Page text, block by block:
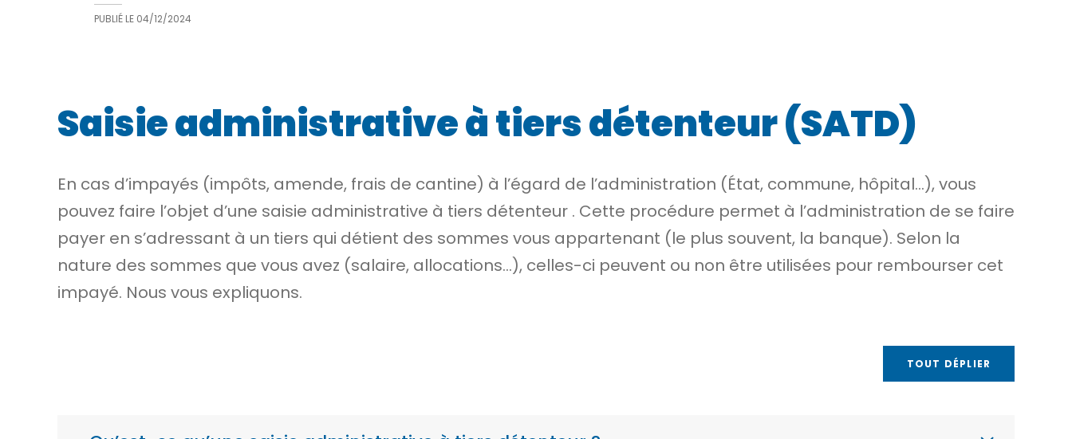
PUBLIÉ LE 04/12/2024
Saisie administrative à tiers détenteur (SATD)
En cas d’impayés (impôts, amende, frais de cantine) à l’égard de l’administration (État, commune, hôpital…), vous
pouvez faire l’objet d’une saisie administrative à tiers détenteur . Cette procédure permet à l’administration de se faire
payer en s’adressant à un tiers qui détient des sommes vous appartenant (le plus souvent, la banque). Selon la
nature des sommes que vous avez (salaire, allocations…), celles-ci peuvent ou non être utilisées pour rembourser cet
impayé. Nous vous expliquons.
TOUT DÉPLIER